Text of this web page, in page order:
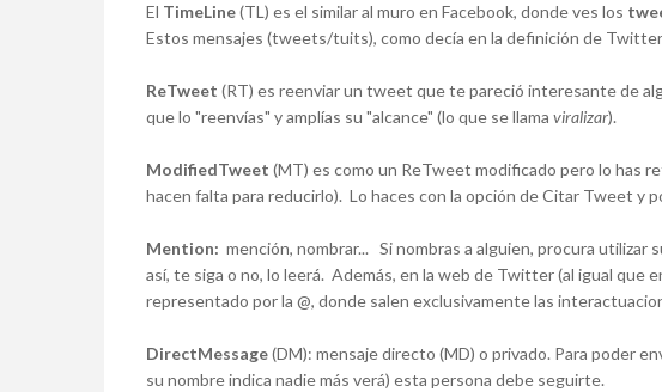
El TimeLine(TL) es el similar al muro en Facebook, donde ves los
Estos mensajes (tweets/tuits), como decía en la definición de
ReTweet (RT) es reenviar un tweet que te pareció interesante de
que lo "reenvías" y amplías su "alcance" (lo que se llama viralizar).
ModifiedTweet (MT) es como un ReTweet modificado pero lo has
hacen falta para reducirlo). Lo haces con la opción de Citar Tweet y
Mention: mención, nombrar... Si nombras a alguien, procura
así, te siga o no, lo leerá. Además, en la web de Twitter (al igual que
representado por la @, donde salen exclusivamente las
DirectMessage(DM): mensaje directo (MD) o privado. Para poder
su nombre indica nadie más verá) esta persona debe seguirte.